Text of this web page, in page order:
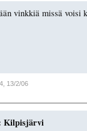
vinkkiä missä voisi
13/2/06
Kilpisjärvi